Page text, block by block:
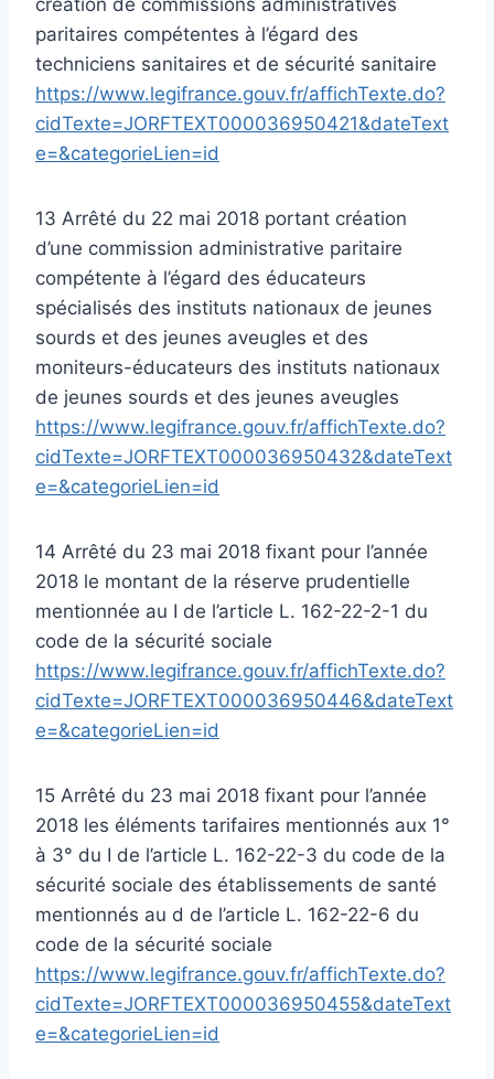
paritaires compétentes à l’égard des
techniciens sanitaires et de sécurité sanitaire
https://www.legifrance.gouv.fr/affichTexte.do?
cidTexte=JORFTEXT000036950421&dateText
e=&categorieLien=id
13 Arrêté du 22 mai 2018 portant création
d’une commission administrative paritaire
compétente à l’égard des éducateurs
spécialisés des instituts nationaux de jeunes
sourds et des jeunes aveugles et des
moniteurs-éducateurs des instituts nationaux
de jeunes sourds et des jeunes aveugles
https://www.legifrance.gouv.fr/affichTexte.do?
cidTexte=JORFTEXT000036950432&dateText
e=&categorieLien=id
14 Arrêté du 23 mai 2018 fixant pour l’année
2018 le montant de la réserve prudentielle
mentionnée au I de l’article L. 162-22-2-1 du
code de la sécurité sociale
https://www.legifrance.gouv.fr/affichTexte.do?
cidTexte=JORFTEXT000036950446&dateText
e=&categorieLien=id
15 Arrêté du 23 mai 2018 fixant pour l’année
2018 les éléments tarifaires mentionnés aux 1°
à 3° du I de l’article L. 162-22-3 du code de la
sécurité sociale des établissements de santé
mentionnés au d de l’article L. 162-22-6 du
code de la sécurité sociale
https://www.legifrance.gouv.fr/affichTexte.do?
cidTexte=JORFTEXT000036950455&dateText
e=&categorieLien=id